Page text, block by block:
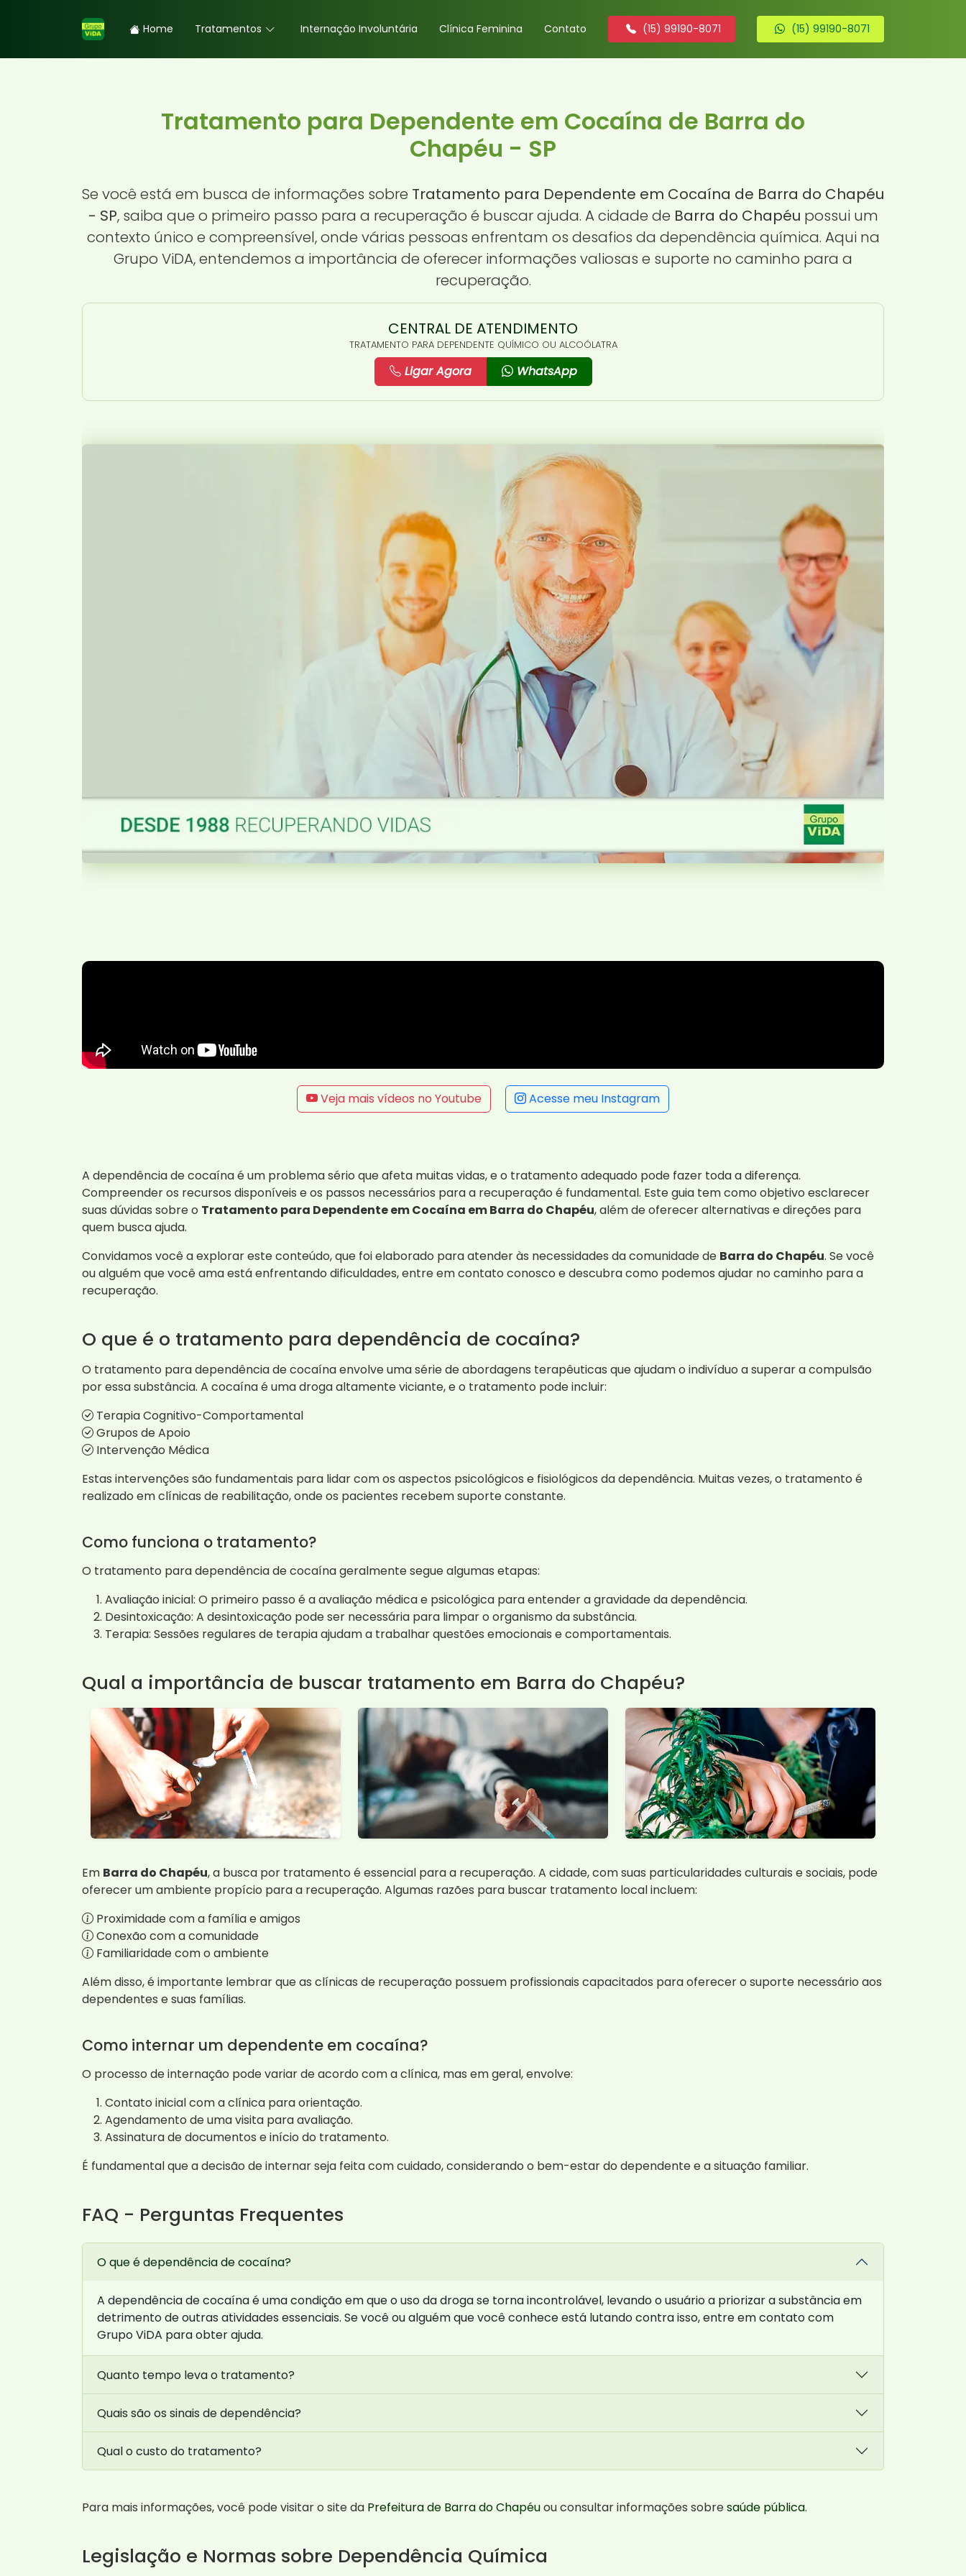
Home Tratamentos Internação Involuntária Clínica Feminina Contato (15) 99190-8071 (15) 99190-8071
Tratamento para Dependente em Cocaína de Barra do
Chapéu - SP
Se você está em busca de informações sobre Tratamento para Dependente em Cocaína de Barra do Chapéu
- SP, saiba que o primeiro passo para a recuperação é buscar ajuda. A cidade de Barra do Chapéu possui um
contexto único e compreensível, onde várias pessoas enfrentam os desafios da dependência química. Aqui na
Grupo ViDA, entendemos a importância de oferecer informações valiosas e suporte no caminho para a
recuperação.
CENTRAL DE ATENDIMENTO
TRATAMENTO PARA DEPENDENTE QUÍMICO OU ALCOÓLATRA
Ligar Agora WhatsApp
Veja mais vídeos no Youtube Acesse meu Instagram
A dependência de cocaína é um problema sério que afeta muitas vidas, e o tratamento adequado pode fazer toda a diferença.
Compreender os recursos disponíveis e os passos necessários para a recuperação é fundamental. Este guia tem como objetivo esclarecer
suas dúvidas sobre o Tratamento para Dependente em Cocaína em Barra do Chapéu, além de oferecer alternativas e direções para
quem busca ajuda.
Convidamos você a explorar este conteúdo, que foi elaborado para atender às necessidades da comunidade de Barra do Chapéu. Se você
ou alguém que você ama está enfrentando dificuldades, entre em contato conosco e descubra como podemos ajudar no caminho para a
recuperação.
O que é o tratamento para dependência de cocaína?
O tratamento para dependência de cocaína envolve uma série de abordagens terapêuticas que ajudam o indivíduo a superar a compulsão
por essa substância. A cocaína é uma droga altamente viciante, e o tratamento pode incluir:
Terapia Cognitivo-Comportamental
Grupos de Apoio
Intervenção Médica
Estas intervenções são fundamentais para lidar com os aspectos psicológicos e fisiológicos da dependência. Muitas vezes, o tratamento é
realizado em clínicas de reabilitação, onde os pacientes recebem suporte constante.
Como funciona o tratamento?
O tratamento para dependência de cocaína geralmente segue algumas etapas:
Avaliação inicial: O primeiro passo é a avaliação médica e psicológica para entender a gravidade da dependência.
Desintoxicação: A desintoxicação pode ser necessária para limpar o organismo da substância.
Terapia: Sessões regulares de terapia ajudam a trabalhar questões emocionais e comportamentais.
Qual a importância de buscar tratamento em Barra do Chapéu?
Em Barra do Chapéu, a busca por tratamento é essencial para a recuperação. A cidade, com suas particularidades culturais e sociais, pode
oferecer um ambiente propício para a recuperação. Algumas razões para buscar tratamento local incluem:
Proximidade com a família e amigos
Conexão com a comunidade
Familiaridade com o ambiente
Além disso, é importante lembrar que as clínicas de recuperação possuem profissionais capacitados para oferecer o suporte necessário aos
dependentes e suas famílias.
Como internar um dependente em cocaína?
O processo de internação pode variar de acordo com a clínica, mas em geral, envolve:
Contato inicial com a clínica para orientação.
Agendamento de uma visita para avaliação.
Assinatura de documentos e início do tratamento.
É fundamental que a decisão de internar seja feita com cuidado, considerando o bem-estar do dependente e a situação familiar.
FAQ - Perguntas Frequentes
O que é dependência de cocaína?
A dependência de cocaína é uma condição em que o uso da droga se torna incontrolável, levando o usuário a priorizar a substância em
detrimento de outras atividades essenciais. Se você ou alguém que você conhece está lutando contra isso, entre em contato com
Grupo ViDA para obter ajuda.
Quanto tempo leva o tratamento?
Quais são os sinais de dependência?
Qual o custo do tratamento?
Para mais informações, você pode visitar o site da Prefeitura de Barra do Chapéuou consultar informações sobresaúde pública.
Legislação e Normas sobre Dependência Química